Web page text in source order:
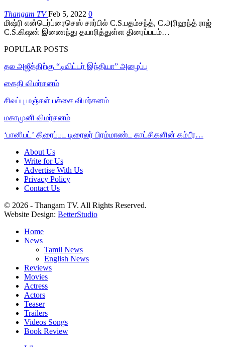
Thangam TVFeb 5, 2022 0
மிஷ்ரி என்டெர்ப்ரைசெஸ் சார்பில் C.S.பதம்சந்த், C.அரிஹந்த் ராஜ்
C.S.கிஷன் இணைந்து தயாரித்துள்ள திரைப்படம்…
POPULAR POSTS
தல அஜீத்திற்கு “டிவிட்டர் இந்தியா” அழைப்பு
கைதி விமர்சனம்
சிவப்பு மஞ்சள் பச்சை விமர்சனம்
மகாமுனி விமர்சனம்
‘பானிபட்’ திரைப்பட டிரைலர் பிரம்மாண்ட காட்சிகளின் கம்பீர…
About Us
Write for Us
Advertise With Us
Privacy Policy
Contact Us
© 2026 - Thangam TV. All Rights Reserved.
Website Design: BetterStudio
Home
News
Tamil News
English News
Reviews
Movies
Actress
Actors
Teaser
Trailers
Videos Songs
Book Review